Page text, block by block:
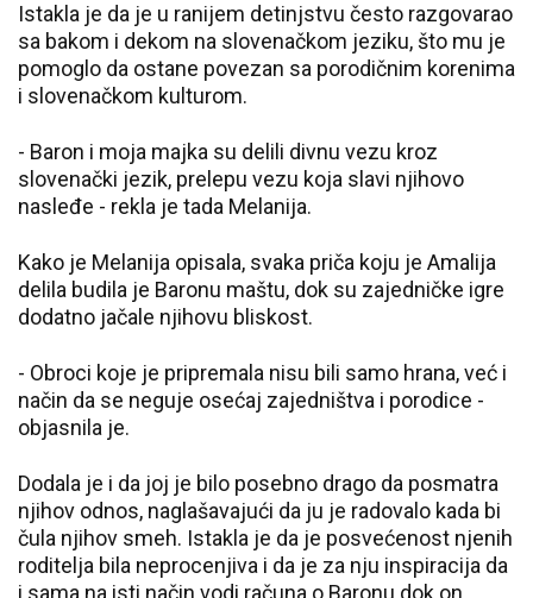
Istakla je da je u ranijem detinjstvu često razgovarao
sa bakom i dekom na slovenačkom jeziku, što mu je
pomoglo da ostane povezan sa porodičnim korenima
i slovenačkom kulturom.
- Baron i moja majka su delili divnu vezu kroz
slovenački jezik, prelepu vezu koja slavi njihovo
nasleđe - rekla je tada Melanija.
Kako je Melanija opisala, svaka priča koju je Amalija
delila budila je Baronu maštu, dok su zajedničke igre
dodatno jačale njihovu bliskost.
- Obroci koje je pripremala nisu bili samo hrana, već i
način da se neguje osećaj zajedništva i porodice -
objasnila je.
Dodala je i da joj je bilo posebno drago da posmatra
njihov odnos, naglašavajući da ju je radovalo kada bi
čula njihov smeh. Istakla je da je posvećenost njenih
roditelja bila neprocenjiva i da je za nju inspiracija da
i sama na isti način vodi računa o Baronu dok on